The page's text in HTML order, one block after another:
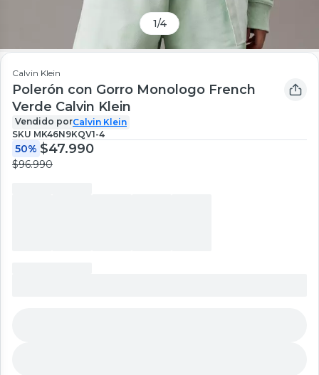
1/4
Calvin Klein
Polerón con Gorro Monologo French
Verde Calvin Klein
Vendido porCalvin Klein
SKU MK46N9KQV1-4
50% $47.990
$96.990